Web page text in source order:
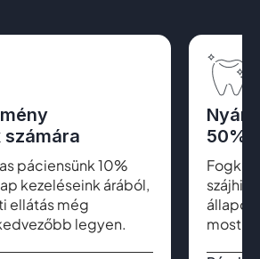
páciensünk 10%
kezeléseink árából,
ellátás még
legyen.
Nyári
50%
Fogkő
most